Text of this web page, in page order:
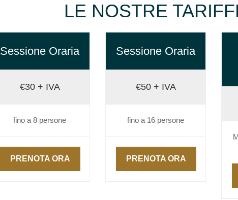
LE NOSTRE
Sessione Oraria
€30 + IVA
fino a 8 persone
PRENOTA ORA
Sessione Oraria
€50 + IVA
fino a 16 persone
PRENOTA ORA